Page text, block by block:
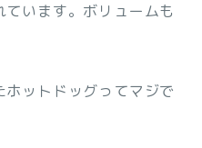
います。ボリュームも
ットドッグってマジで